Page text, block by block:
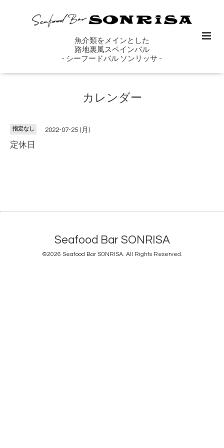
魚介類をメインとした
路地裏風スペインバル
- シーフードバル ソンリッサ -
カレンダー
指定なし 2022-07-25 (月)
定休日
Seafood Bar SONRISA
©2026 Seafood Bar SONRISA. All Rights Reserved.